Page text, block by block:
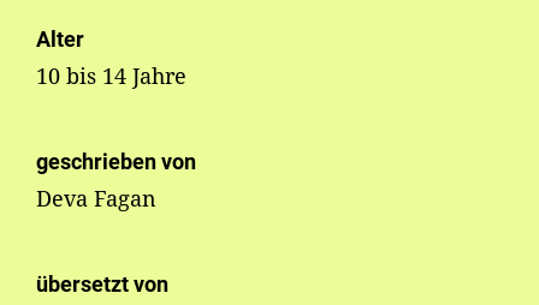
Alter
10 bis 14 Jahre
geschrieben von
Deva Fagan
übersetzt von